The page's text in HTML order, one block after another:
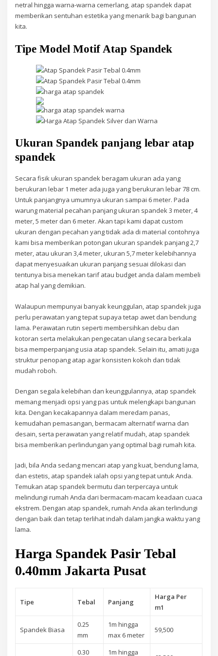
netral hingga warna-warna cemerlang, atap spandek dapat
memberikan sentuhan estetika yang menarik bagi bangunan
kita.
Tipe Model Motif Atap Spandek
Ukuran Spandek panjang lebar atap
spandek
Secara fisik ukuran spandek beragam ukuran ada yang
berukuran lebar 1 meter ada juga yang berukuran lebar 78 cm.
Untuk panjangnya umumnya ukuran sampai 6 meter. Pada
warung material pecahan panjang ukuran spandek 3 meter, 4
meter, 5 meter dan 6 meter. Akan tapi kami dapat custom
ukuran dengan pecahan yang tidak ada di material contohnya
kami bisa memberikan potongan ukuran spandek panjang 2,7
meter, atau ukuran 3,4 meter, ukuran 5,7 meter kelebihannya
dapat menyesuaikan ukuran panjang sesuai dilokasi dan
tentunya bisa menekan tarif atau budget anda dalam membeli
atap hal yang demikian.
Walaupun mempunyai banyak keunggulan, atap spandek juga
perlu perawatan yang tepat supaya tetap awet dan bendung
lama. Perawatan rutin seperti membersihkan debu dan
kotoran serta melakukan pengecatan ulang secara berkala
bisa memperpanjang usia atap spandek. Selain itu, amati juga
struktur penopang atap agar konsisten kokoh dan tidak
mudah roboh.
Dengan segala kelebihan dan keunggulannya, atap spandek
memang menjadi opsi yang pas untuk melengkapi bangunan
kita. Dengan kecakapannya dalam meredam panas,
kemudahan pemasangan, bermacam alternatif warna dan
desain, serta perawatan yang relatif mudah, atap spandek
bisa memberikan perlindungan yang optimal bagi rumah kita.
Jadi, bila Anda sedang mencari atap yang kuat, bendung lama,
dan estetis, atap spandek ialah opsi yang tepat untuk Anda.
Temukan atap spandek bermutu dan terpercaya untuk
melindungi rumah Anda dari bermacam-macam keadaan cuaca
ekstrem. Dengan atap spandek, rumah Anda akan terlindungi
dengan baik dan tetap terlihat indah dalam jangka waktu yang
lama.
Harga Spandek Pasir Tebal
0.40mm Jakarta Pusat
Tipe Tebal Panjang
Harga Per
m1
Spandek Biasa
0.25
mm
1m hingga
max 6 meter
59,500
0.30 1m hingga